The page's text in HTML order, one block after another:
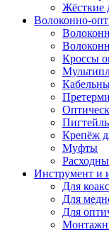
Жёсткие
Волоконно-
Кроссы
Крепёж
Муфты
Инструмент и
Для
Для
Для